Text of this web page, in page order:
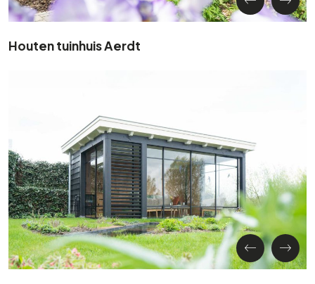
Houten tuinhuis Aerdt